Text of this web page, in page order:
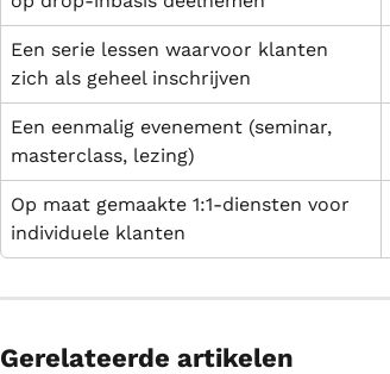
Een serie lessen waarvoor klanten
zich als geheel inschrijven
Een eenmalig evenement (seminar,
masterclass, lezing)
Op maat gemaakte 1:1-diensten voor
individuele klanten
Gerelateerde artikelen